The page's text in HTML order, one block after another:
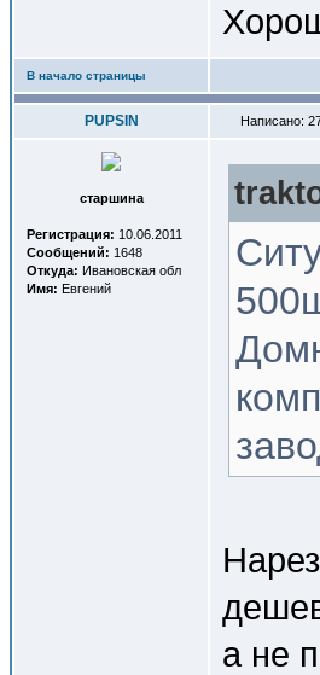
В начало страницы
PUPSIN Написано:
старшина
Регистрация: 10.06.2011
Сообщений: 1648
Откуда: Ивановская обл
Имя: Евгений
а не